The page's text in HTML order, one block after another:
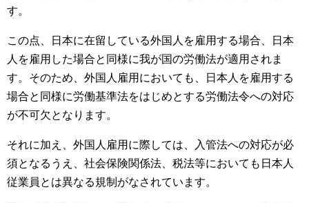
す。
この点、日本に在留している外国人を雇用する場合、日本
人を雇用した場合と同様に我が国の労働法が適用されま
す。そのため、外国人雇用においても、日本人を雇用する
場合と同様に労働基準法をはじめとする労働法令への対応
が不可欠となります。
それに加え、外国人雇用に際しては、入管法への対応が必
須となるうえ、社会保険関係法、税法等においても日本人
従業員とは異なる規制がなされています。